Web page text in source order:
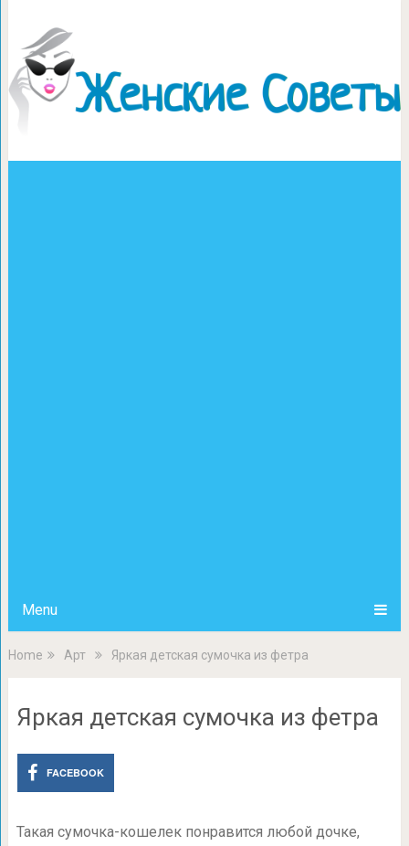
Menu
Home Арт Яркая детская сумочка из фетра
Яркая детская сумочка из фетра
FACEBOOK
Такая сумочка-кошелек понравится любой дочке,